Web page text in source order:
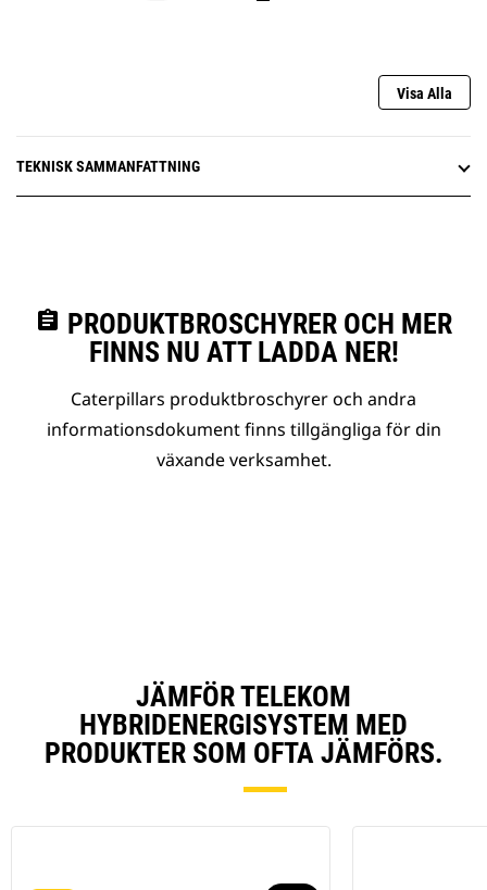
Visa Alla
TEKNISK SAMMANFATTNING
assignment PRODUKTBROSCHYRER OCH MER
FINNS NU ATT LADDA NER!
Caterpillars produktbroschyrer och andra
informationsdokument finns tillgängliga för din
växande verksamhet.
JÄMFÖR TELEKOM
HYBRIDENERGISYSTEM MED
PRODUKTER SOM OFTA JÄMFÖRS.